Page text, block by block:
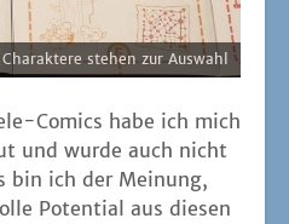
ste­hen zur Auswahl
Comics habe ich mich
und wur­de auch nicht
bin ich der Mei­nung,
Poten­ti­al aus die­sen